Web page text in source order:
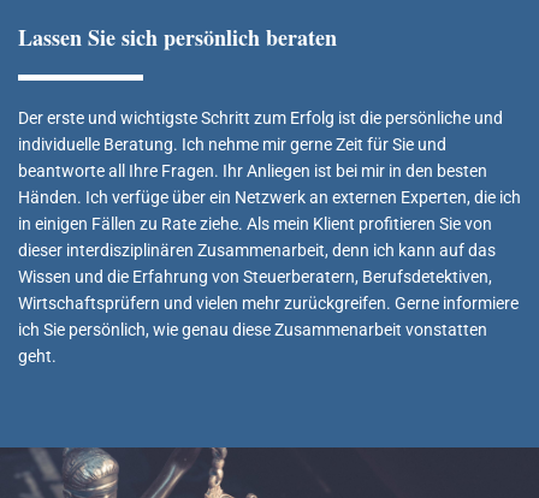
Lassen Sie sich persönlich beraten
Der erste und wichtigste Schritt zum Erfolg ist die persönliche und
individuelle Beratung. Ich nehme mir gerne Zeit für Sie und
beantworte all Ihre Fragen. Ihr Anliegen ist bei mir in den besten
Händen. Ich verfüge über ein Netzwerk an externen Experten, die ich
in einigen Fällen zu Rate ziehe. Als mein Klient profitieren Sie von
dieser interdisziplinären Zusammenarbeit, denn ich kann auf das
Wissen und die Erfahrung von Steuerberatern, Berufsdetektiven,
Wirtschaftsprüfern und vielen mehr zurückgreifen. Gerne informiere
ich Sie persönlich, wie genau diese Zusammenarbeit vonstatten
geht.